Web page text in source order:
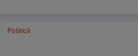
Politică